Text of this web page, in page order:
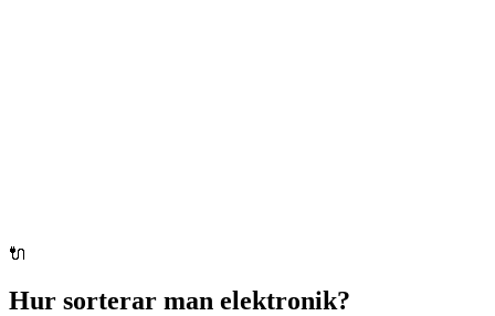
🔌
Hur sorterar man elektronik?